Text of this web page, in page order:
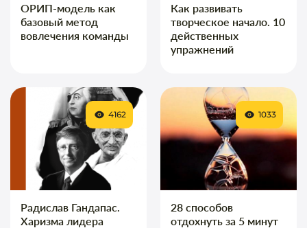
ОРИП-модель как
базовый метод
вовлечения команды
Как развивать
творческое начало. 10
действенных
упражнений
Радислав Гандапас.
Харизма лидера
4162
28 способов
отдохнуть за 5 минут
1033